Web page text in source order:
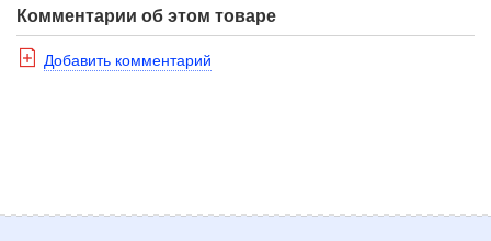
Комментарии об этом товаре
Добавить комментарий